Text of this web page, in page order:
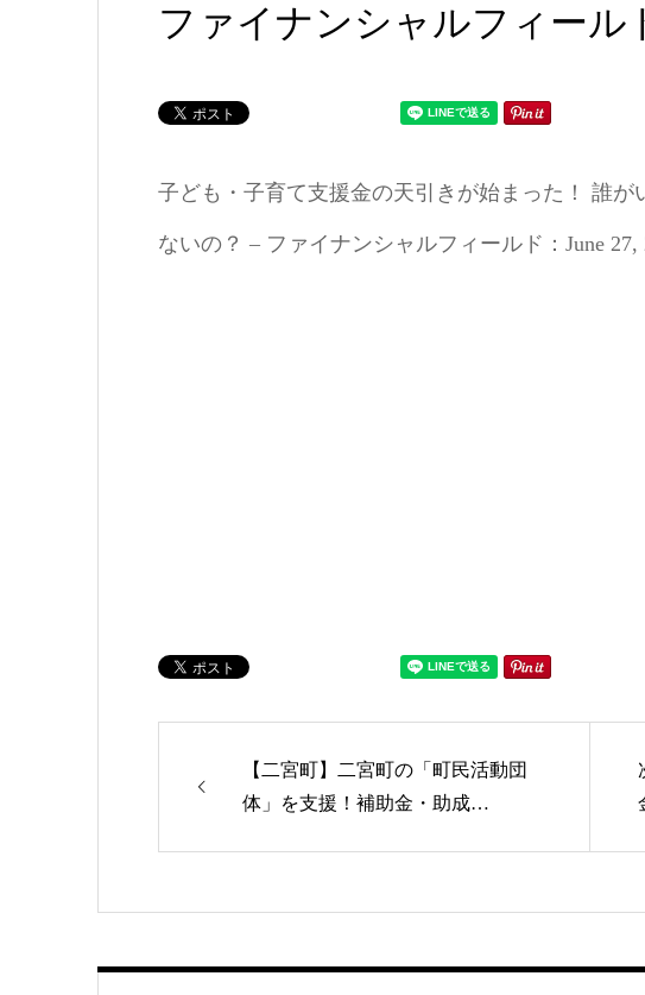
ファイナンシャルフィール
子ども・子育て支援金の天引きが始まった！ 誰
ないの？ – ファイナンシャルフィールド：June
【二宮町】二宮町の「町民活動団
体」を支援！補助金・助成…